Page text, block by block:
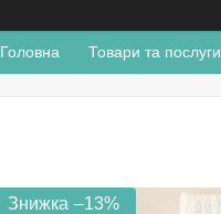
Головна Товари та послуги
–13%